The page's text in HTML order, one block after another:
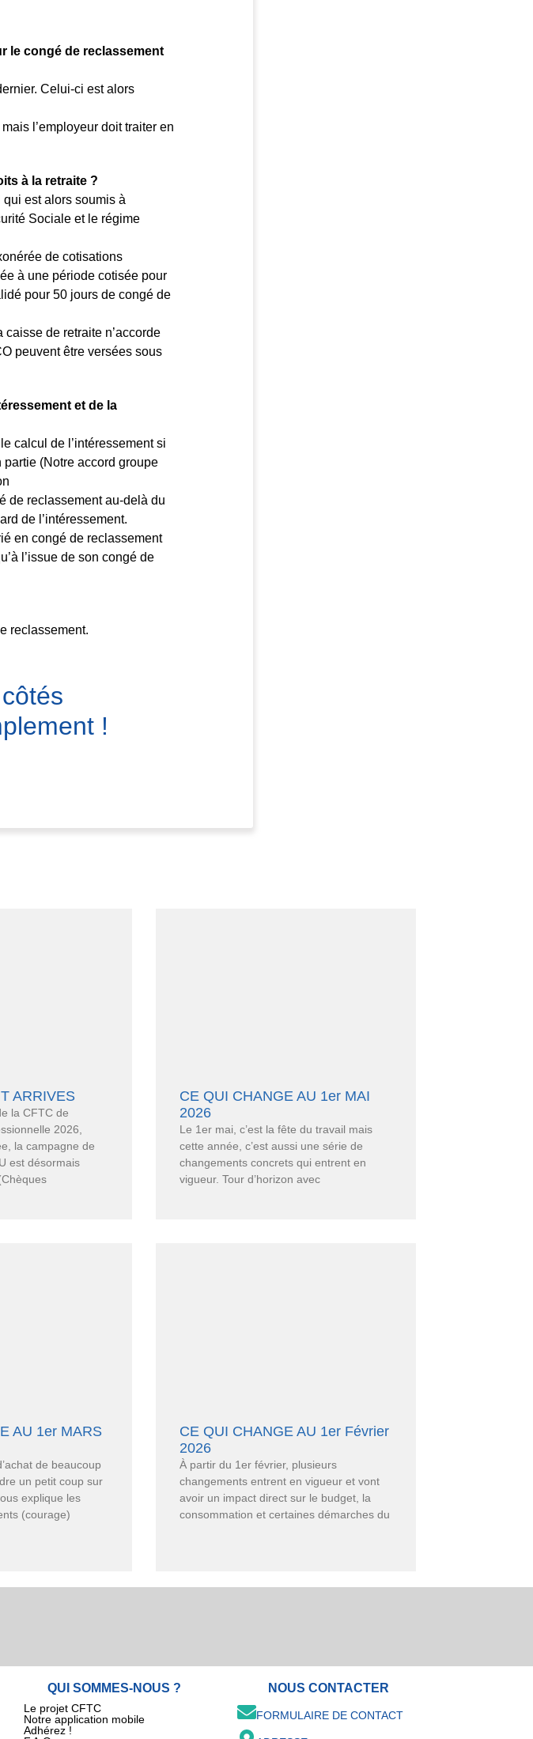
le congé de reclassement
Celui-ci est alors
l’employeur doit traiter en
à la retraite ?
est alors soumis à
Sociale et le régime
de cotisations
à une période cotisée pour
pour 50 jours de congé de
de retraite n’accorde
peuvent être versées sous
et de la
calcul de l’intéressement si
(Notre accord groupe
de reclassement au-delà du
de l’intéressement.
en congé de reclassement
l’issue de son congé de
reclassement.
!
ARRIVES
la CFTC de
2026,
la campagne de
est désormais
CE QUI CHANGE AU 1er MAI
2026
Le 1er mai, c’est la fête du travail mais
cette année, c’est aussi une série de
changements concrets qui entrent en
vigueur. Tour d’horizon avec
AU 1er MARS
de beaucoup
un petit coup sur
explique les
(courage)
CE QUI CHANGE AU 1er Février
2026
À partir du 1er février, plusieurs
changements entrent en vigueur et vont
avoir un impact direct sur le budget, la
consommation et certaines démarches du
QUI SOMMES-NOUS ?
Le projet CFTC
Notre application mobile
Adhérez !
NOUS CONTACTER
FORMULAIRE DE CONTACT